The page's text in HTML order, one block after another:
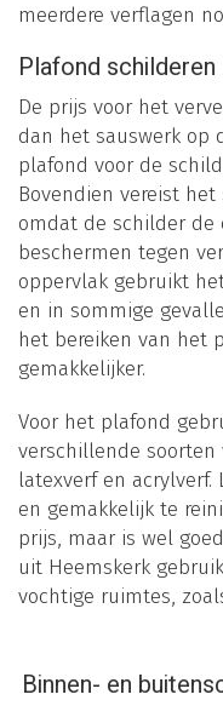
meerdere verflagen
Plafond schilderen
De prijs voor het
dan het sauswerk op
plafond voor de
Bovendien vereist
omdat de schilder
beschermen tegen
oppervlak gebruikt
en in sommige
het bereiken van het
gemakkelijker.
Voor het plafond
verschillende soorten
latexverf en acrylverf.
en gemakkelijk te
prijs, maar is wel
uit Heemskerk
vochtige ruimtes,
Binnen- en